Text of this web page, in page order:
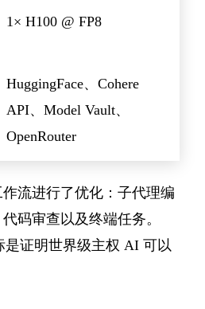
1× H100 @ FP8
HuggingFace、Cohere
API、Model Vault、
OpenRouter
流进行了优化：子代理编
码审查以及终端任务。
是证明世界级主权 AI 可以